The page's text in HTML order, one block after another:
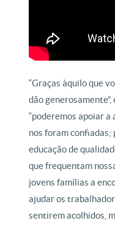
“Graças àquilo que
dão
“poderemos apoiar
nos foram
educação de
que frequentam
jovens famílias a
ajudar os
sentirem acolhidos,